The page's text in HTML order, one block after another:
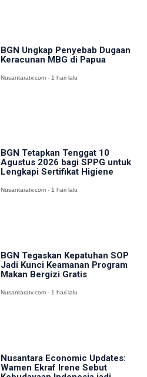
BGN Ungkap Penyebab Dugaan
Keracunan MBG di Papua
Nusantaratv.com - 1 hari lalu
BGN Tetapkan Tenggat 10
Agustus 2026 bagi SPPG untuk
Lengkapi Sertifikat Higiene
Nusantaratv.com - 1 hari lalu
BGN Tegaskan Kepatuhan SOP
Jadi Kunci Keamanan Program
Makan Bergizi Gratis
Nusantaratv.com - 1 hari lalu
Nusantara Economic Updates:
Wamen Ekraf Irene Sebut